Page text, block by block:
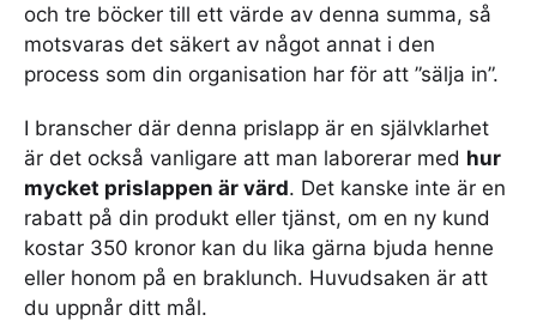
och tre böcker till ett värde av denna summa, så
motsvaras det säkert av något annat i den
process som din organisation har för att ”sälja in”.
I branscher där denna prislapp är en självklarhet
är det också vanligare att man laborerar med hur
mycket prislappen är värd. Det kanske inte är en
rabatt på din produkt eller tjänst, om en ny kund
kostar 350 kronor kan du lika gärna bjuda henne
eller honom på en braklunch. Huvudsaken är att
du uppnår ditt mål.